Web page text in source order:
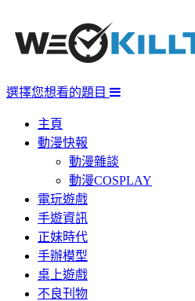
選擇您想看的題目
主頁
動漫快報
動漫雜談
動漫COSPLAY
電玩遊戲
手遊資訊
正妹時代
手辦模型
桌上遊戲
不良刊物